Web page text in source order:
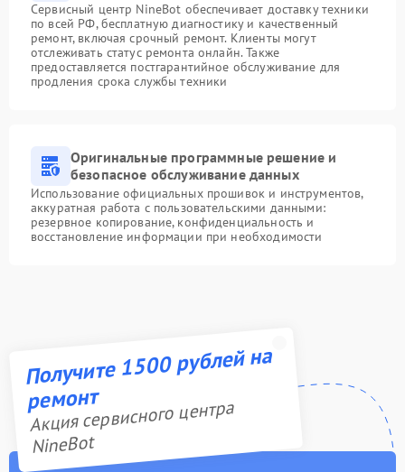
Сервисный центр NineBot обеспечивает доставку техники
по всей РФ, бесплатную диагностику и качественный
ремонт, включая срочный ремонт. Клиенты могут
отслеживать статус ремонта онлайн. Также
предоставляется постгарантийное обслуживание для
продления срока службы техники
Оригинальные программные решение и
безопасное обслуживание данных
Использование официальных прошивок и инструментов,
аккуратная работа с пользовательскими данными:
резервное копирование, конфиденциальность и
восстановление информации при необходимости
Получите 1500 рублей на
ремонт
Акция сервисного центра
NineBot